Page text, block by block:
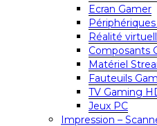
Ecran Gamer
Réalité
Composants
Matériel
Fauteuils
TV Gaming
Jeux PC
Impression –